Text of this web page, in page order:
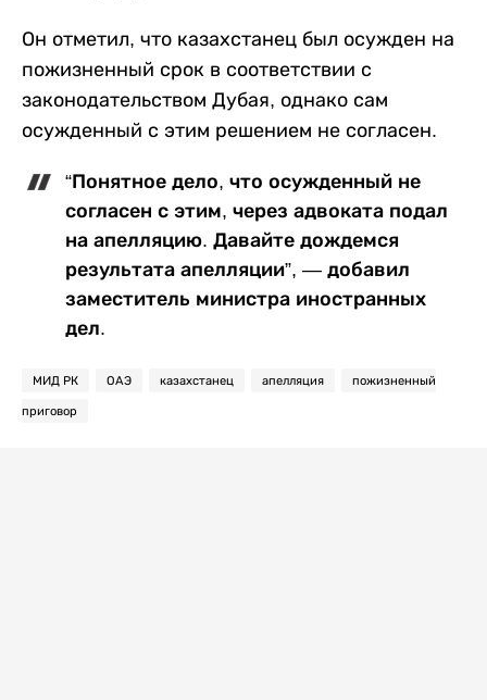
Он отметил, что казахстанец был осужден на
пожизненный срок в соответствии с
законодательством Дубая, однако сам
осужденный с этим решением не согласен.
“Понятное дело, что осужденный не
согласен с этим, через адвоката подал
на апелляцию. Давайте дождемся
результата апелляции”, — добавил
заместитель министра иностранных
дел.
МИД РК ОАЭ казахстанец апелляция пожизненный
приговор